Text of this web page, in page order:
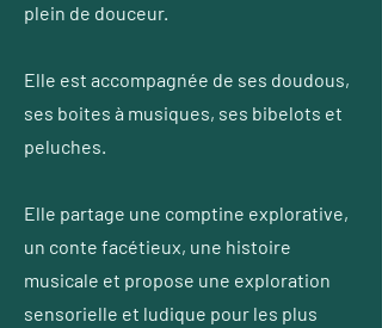
plein de douceur.
Elle est accompagnée de ses doudous,
ses boites à musiques, ses bibelots et
peluches.
Elle partage une comptine explorative,
un conte facétieux, une histoire
musicale et propose une exploration
sensorielle et ludique pour les plus